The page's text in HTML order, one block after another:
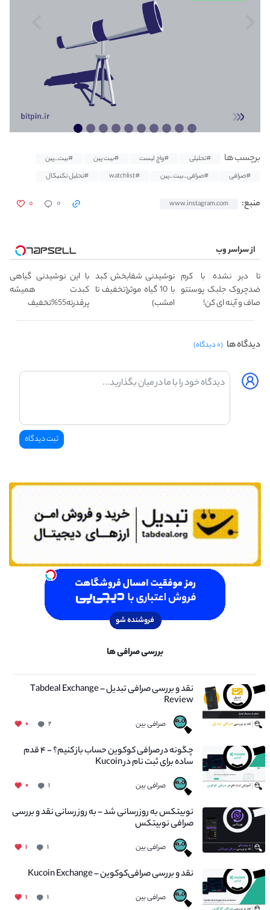
برچسب ها #تحلیلی #واچ لیست #بیت پین
#بیت_پین
#صرافی
#صرافی_بیت_پین #watchlist #تحلیل تکنیکال
منبع: www.instagram.com ۰ ۰
از سراسر وب
تا دیر نشده با کرم
ضدچروک جلبک پوستتو
صاف و آینه ای کن!
نوشیدنی شفابخش کبد
با 10 گیاه موثر(تخفیف تا
امشب)
با این نوشیدنی گیاهی
کبدت همیشه
پرقدرته55%تخفیف
دیدگاه ها (۰ دیدگاه)
بررسی صرافی ها
نقد و بررسی صرافی تبدیل – Tabdeal Exchange
Review
صرافی بین ۲ ۰
چگونه در صرافی کوکوین حساب باز کنیم؟ - ۴ قدم
ساده برای ثبت نام در Kucoin
صرافی بین ۱ ۰
نوبیتکس به روزرسانی شد – به روز رسانی نقد و بررسی
صرافی نوبیتکس
صرافی بین ۱ ۱
نقد و بررسی صرافی‌کوکوین – Kucoin Exchange
صرافی بین ۱ ۱